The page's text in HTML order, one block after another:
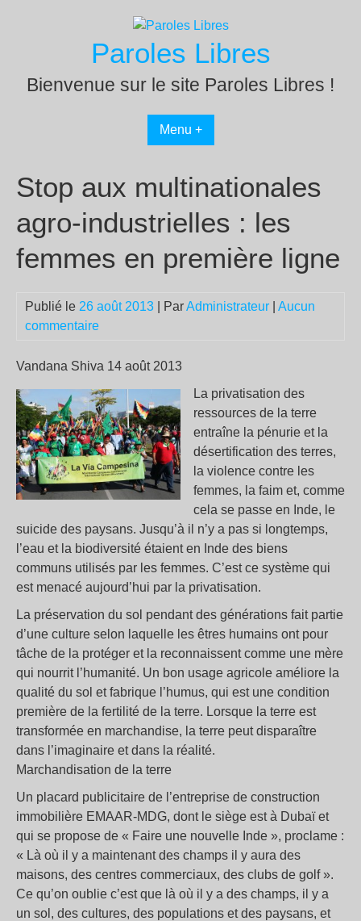
Paroles Libres
Bienvenue sur le site Paroles Libres !
Menu +
Stop aux multinationales
agro-industrielles : les
femmes en première ligne
Publié le 26 août 2013 | ParAdministrateur
Aucun
commentaire
Vandana Shiva 14 août 2013
La privatisation des
ressources de la terre
entraîne la pénurie et la
désertification des terres,
la violence contre les
femmes, la faim et, comme
cela se passe en Inde, le
suicide des paysans. Jusqu’à il n’y a pas si longtemps,
l’eau et la biodiversité étaient en Inde des biens
communs utilisés par les femmes. C’est ce système qui
est menacé aujourd’hui par la privatisation.
La préservation du sol pendant des générations fait partie
d’une culture selon laquelle les êtres humains ont pour
tâche de la protéger et la reconnaissent comme une mère
qui nourrit l’humanité. Un bon usage agricole améliore la
qualité du sol et fabrique l’humus, qui est une condition
première de la fertilité de la terre. Lorsque la terre est
transformée en marchandise, la terre peut disparaître
dans l’imaginaire et dans la réalité.
Marchandisation de la terre
Un placard publicitaire de l’entreprise de construction
immobilière EMAAR-MDG, dont le siège est à Dubaï et
qui se propose de « Faire une nouvelle Inde », proclame :
« Là où il y a maintenant des champs il y aura des
maisons, des centres commerciaux, des clubs de golf ».
Ce qu’on oublie c’est que là où il y a des champs, il y a
un sol, des cultures, des populations et des paysans, et